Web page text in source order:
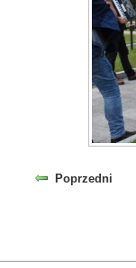
Poprzedni